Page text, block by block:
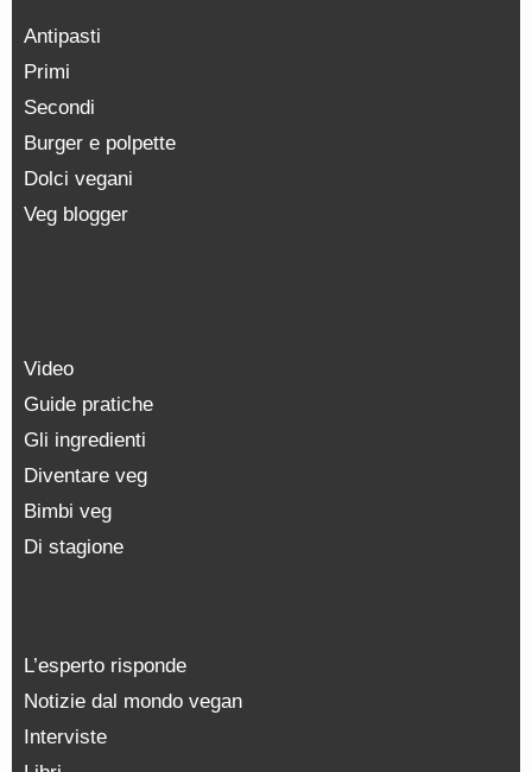
Antipasti
Primi
Secondi
Burger e polpette
Dolci vegani
Veg blogger
Video
Guide pratiche
Gli ingredienti
Diventare veg
Bimbi veg
Di stagione
L’esperto risponde
Notizie dal mondo vegan
Interviste